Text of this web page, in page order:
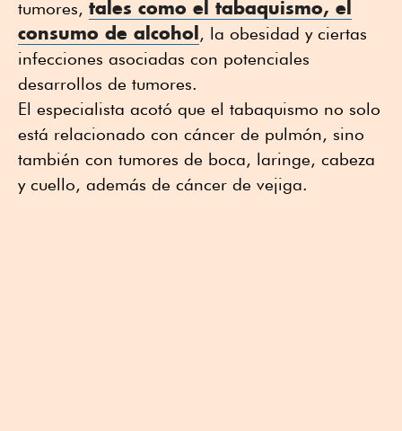
tumores, tales como el tabaquismo, el
consumo de alcohol , la obesidad y ciertas
infecciones asociadas con potenciales
desarrollos de tumores.
El especialista acotó que el tabaquismo no solo
está relacionado con cáncer de pulmón, sino
también con tumores de boca, laringe, cabeza
y cuello, además de cáncer de vejiga.